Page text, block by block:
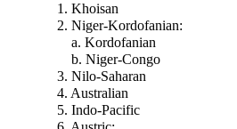
1. Khoisan
2. Niger-Kordofanian:
a. Kordofanian
b. Niger-Congo
3. Nilo-Saharan
4. Australian
5. Indo-Pacific